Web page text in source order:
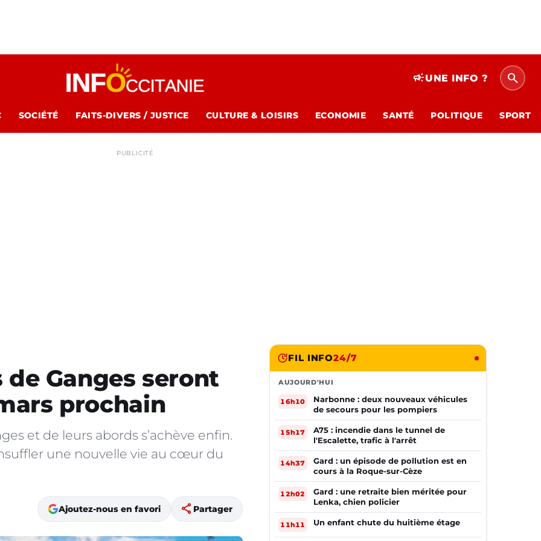
campaignUNE INFO ? search
SOCIÉTÉ FAITS-DIVERS / JUSTICE CULTURE & LOISIRS ECONOMIE SANTÉ POLITIQUE SPORT
PUBLICITÉ
Ganges seront
prochain
et de leurs abords s’achève enfin.
une nouvelle vie au cœur du
Ajoutez-nous en favori share Partager
FIL INFO24/7
AUJOURD'HUI
16h10
Narbonne : deux nouveaux véhicules
de secours pour les pompiers
15h17
A75 : incendie dans le tunnel de
l'Escalette, trafic à l'arrêt
14h37
Gard : un épisode de pollution est en
cours à la Roque-sur-Cèze
12h02
Gard : une retraite bien méritée pour
Lenka, chien policier
11h11 Un enfant chute du huitième étage